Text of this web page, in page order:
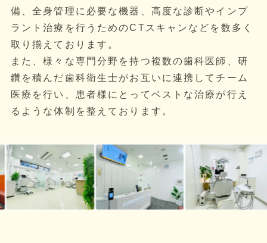
備、全身管理に必要な機器、高度な診断やインプ
ラント治療を行うためのCTスキャンなどを数多く
取り揃えております。
また、様々な専門分野を持つ複数の歯科医師、研
鑽を積んだ歯科衛生士がお互いに連携してチーム
医療を行い、患者様にとってベストな治療が行え
るような体制を整えております。